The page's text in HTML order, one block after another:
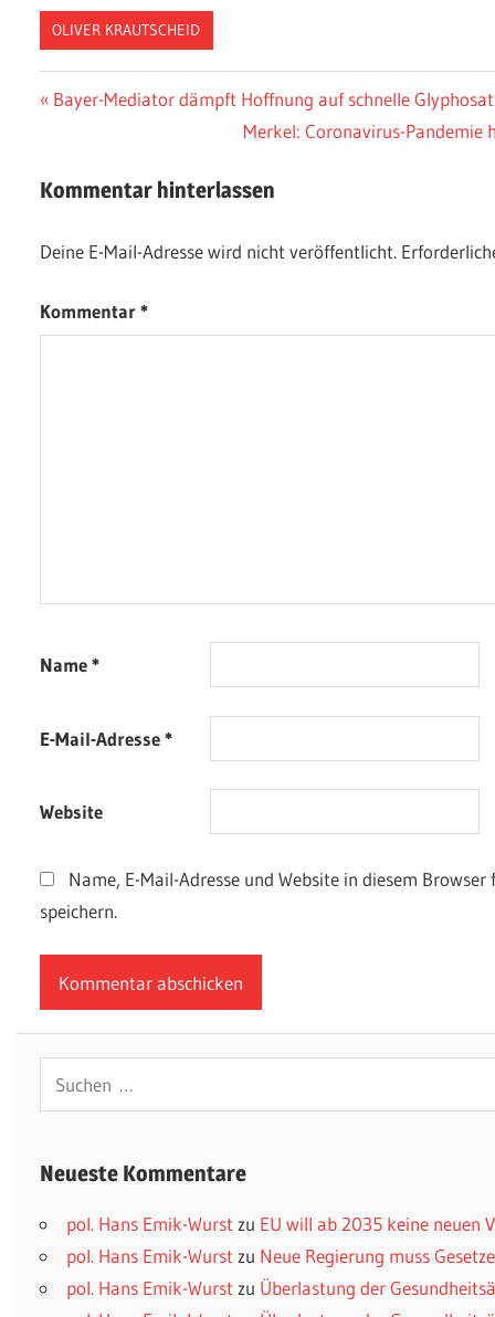
OLIVER KRAUTSCHEID
Beitragsnavigation
Vorheriger
Bayer-Mediator dämpft Hoffnung auf schnelle
Nächster
Merkel: Coronavirus-Pandemie
Kommentar hinterlassen
Deine E-Mail-Adresse wird nicht veröffentlicht.
Kommentar*
Name*
E-Mail-Adresse*
Website
Name, E-Mail-Adresse und Website in diesem
speichern.
Suchen
nach:
Neueste Kommentare
pol. Hans Emik-Wurst zu EU will ab 2035 keine neuen
pol. Hans Emik-Wurst zu Neue Regierung muss
pol. Hans Emik-Wurst zu Überlastung der